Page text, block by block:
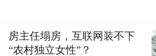
房主任塌房，互联网装不下
“农村独立女性”？